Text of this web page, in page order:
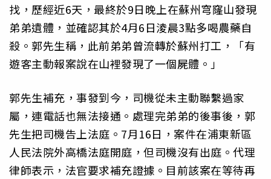
找，歷經近6天，最終於9日晚上在蘇州穹窿山發現
弟弟遺體，並確認其於4月6日淩晨3點多喝農藥自
殺。郭先生稱，此前弟弟曾流轉於蘇州打工，「有
遊客主動報案說在山裡發現了一個屍體。」
郭先生補充，事發到今，司機從未主動聯繫過家
屬，連電話也無法接通。處理完弟弟的後事後，郭
先生把司機告上法庭。7月16日，案件在浦東新區
人民法院外高橋法庭開庭，但司機沒有出庭。代理
律師表示，法官要求補充證據。目前該案在等待再